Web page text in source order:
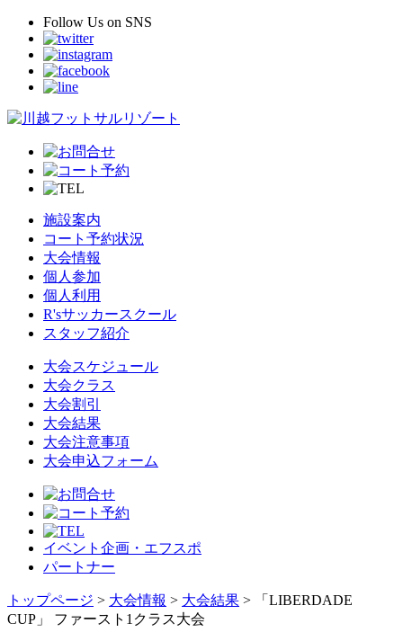
Follow Us on SNS
施設案内
コート予約状況
大会情報
個人参加
個人利用
R'sサッカースクール
スタッフ紹介
大会スケジュール
大会クラス
大会割引
大会結果
大会注意事項
大会申込フォーム
イベント企画・エフスポ
パートナー
トップページ > 大会情報 > 大会結果 > 「LIBERDADE
CUP」 ファースト1クラス大会